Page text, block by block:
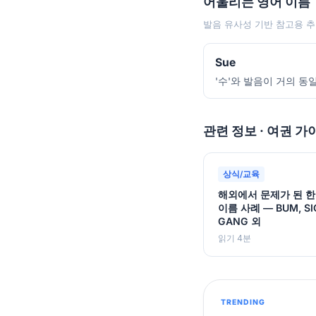
발음 유사성 기반 참고용
Sue
'수'와 발음이 거의 동
관련 정보 · 여권 가
상식/교육
해외에서 문제가 된
이름 사례 — BUM,
GANG 외
읽기 4분
TRENDING